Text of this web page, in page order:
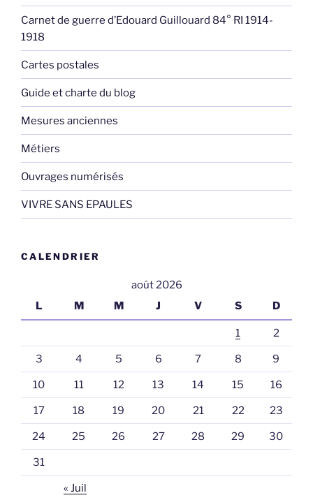
Carnet de guerre d’Edouard Guillouard 84° RI 1914-
1918
Cartes postales
Guide et charte du blog
Mesures anciennes
Métiers
Ouvrages numérisés
VIVRE SANS EPAULES
CALENDRIER
août 2026
L
M M J V S D
1 2
3 4 5 6 7 8 9
10 11 12 13 14 15 16
17 18 19 20 21 22 23
24 25 26 27 28 29 30
31
« Juil